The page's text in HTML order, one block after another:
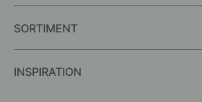
SORTIMENT
INSPIRATION